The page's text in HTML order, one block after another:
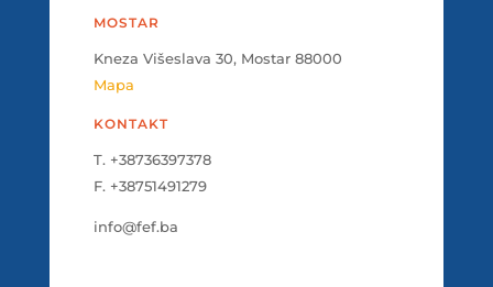
MOSTAR
Kneza Višeslava 30, Mostar 88000
Mapa
KONTAKT
T. +38736397378
F. +38751491279
info@fef.ba